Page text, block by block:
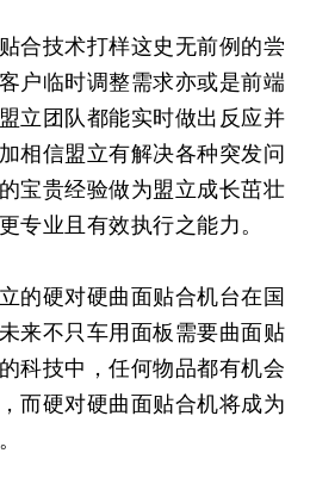
合技术打样这史无前例的尝
户临时调整需求亦或是前端
立团队都能实时做出反应并
相信盟立有解决各种突发问
宝贵经验做为盟立成长茁壮
专业且有效执行之能力。
的硬对硬曲面贴合机台在国
来不只车用面板需要曲面贴
科技中，任何物品都有机会
而硬对硬曲面贴合机将成为